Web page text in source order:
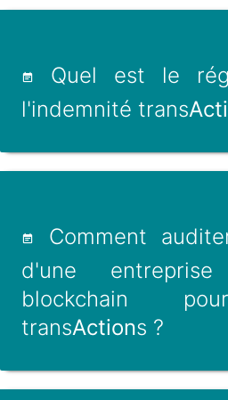
Quel est le
l'indemnité trans
Comment
d'une
blockchain
transActions ?